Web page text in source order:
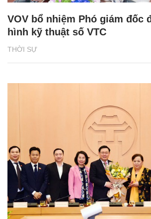
THỜI SỰ
VOV bổ nhiệm Phó giám đốc
hình kỹ thuật số VTC